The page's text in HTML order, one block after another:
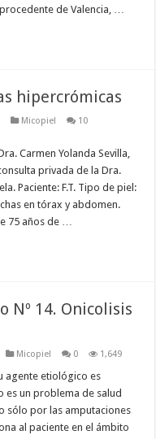
de Valencia, …
hipercrómicas
Micopiel
10
Carmen Yolanda Sevilla,
privada de la Dra.
Paciente: F.T. Tipo de piel:
en tórax y abdomen.
75 años de …
Nº 14. Onicolisis
Micopiel 0 1,649
agente etiológico es
es un problema de salud
sólo por las amputaciones
al paciente en el ámbito